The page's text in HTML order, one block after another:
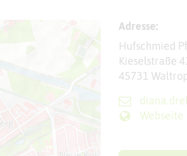
Adresse:
Hufschmied
Kieselstraße
45731
Webseite